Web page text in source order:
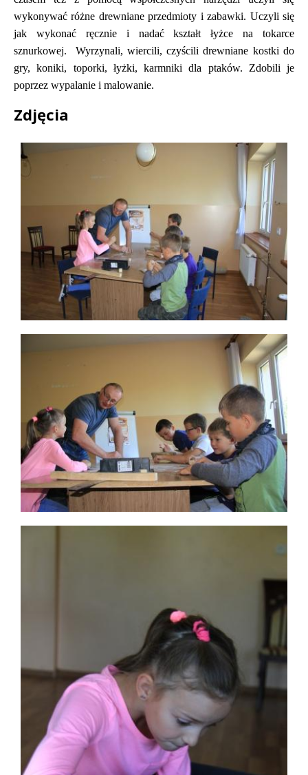
wykonywać różne drewniane przedmioty i zabawki. Uczyli się
jak wykonać ręcznie i nadać kształt łyżce na tokarce
sznurkowej. Wyrzynali, wiercili, czyścili drewniane kostki do
gry, koniki, toporki, łyżki, karmniki dla ptaków. Zdobili je
poprzez wypalanie i malowanie.
Zdjęcia